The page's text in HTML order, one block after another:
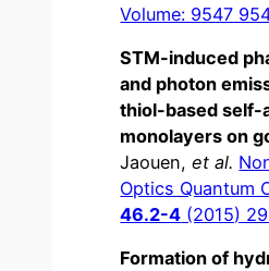
Volume: 9547
STM-induced
and photon
thiol-based self-
monolayers on
Jaouen,et al.
Optics Quantum
46.2-4 (2015)
Formation of